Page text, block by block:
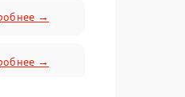
→
→